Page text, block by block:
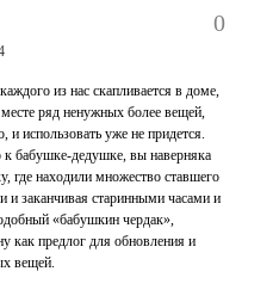
0
из нас скапливается в доме,
ряд ненужных более вещей,
использовать уже не придется.
к бабушке-дедушке, вы наверняка
где находили множество ставшего
заканчивая старинными часами и
«бабушкин чердак»,
как предлог для обновления и
вещей.